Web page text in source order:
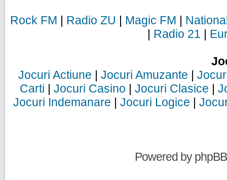
Rock FM | Radio ZU | Magic FM |
| Radio 21 |
Jocuri Actiune | Jocuri Amuzante |
Carti | Jocuri Casino | Jocuri Clasice |
Jocuri Indemanare | Jocuri Logice |
Powered byphpBB